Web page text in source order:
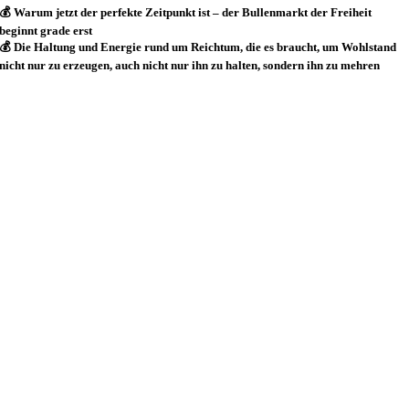
💰 Warum jetzt der perfekte Zeitpunkt ist – der Bullenmarkt der Freiheit
beginnt grade erst
💰 Die Haltung und Energie rund um Reichtum, die es braucht, um Wohlstand
nicht nur zu erzeugen, auch nicht nur ihn zu halten, sondern ihn zu mehren